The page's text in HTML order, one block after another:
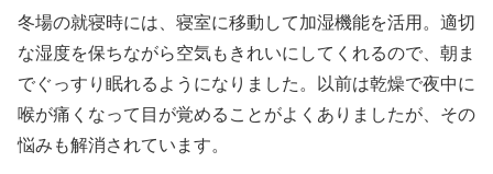
冬場の就寝時には、寝室に移動して加湿機能を活用。適切
な湿度を保ちながら空気もきれいにしてくれるので、朝ま
でぐっすり眠れるようになりました。以前は乾燥で夜中に
喉が痛くなって目が覚めることがよくありましたが、その
悩みも解消されています。